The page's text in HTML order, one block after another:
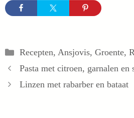
Categorieën
Recepten, Ansjovis, Groente,
Pasta met citroen, garnalen en
Linzen met rabarber en bataat